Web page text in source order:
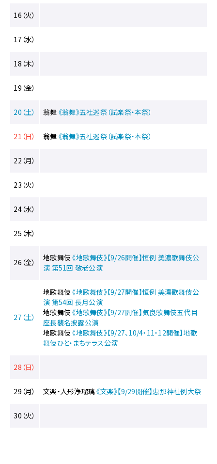
16（火）
17（水）
18（木）
19（金）
20（土） 翁舞 《翁舞》五社巡祭（試楽祭・本祭）
21（日） 翁舞 《翁舞》五社巡祭（試楽祭・本祭）
22（月）
23（火）
24（水）
25（木）
26（金） 地歌舞伎 《地歌舞伎》【9/26開催】恒例 美濃歌舞伎公
演 第51回 敬老公演
27（土）
地歌舞伎 《地歌舞伎》【9/27開催】恒例 美濃歌舞伎公
演 第54回 長月公演
地歌舞伎 《地歌舞伎》【9/27開催】気良歌舞伎五代目
座長襲名披露公演
地歌舞伎 《地歌舞伎》【9/27、10/4・11・12開催】地歌
舞伎ひと・まちテラス公演
28（日）
29（月） 文楽・人形浄瑠璃 《文楽》【9/29開催】恵那神社例大祭
30（火）